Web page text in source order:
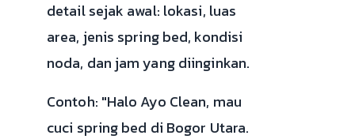
detail sejak awal: lokasi, luas
area, jenis spring bed, kondisi
noda, dan jam yang diinginkan.
Contoh: "Halo Ayo Clean, mau
cuci spring bed di Bogor Utara.